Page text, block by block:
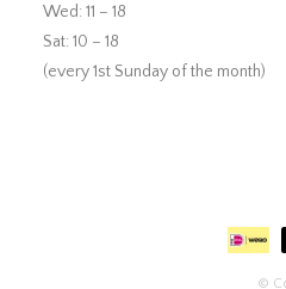
Wed: 11 – 18
Sat: 10 – 18
(every 1st Sunday of the month)
©